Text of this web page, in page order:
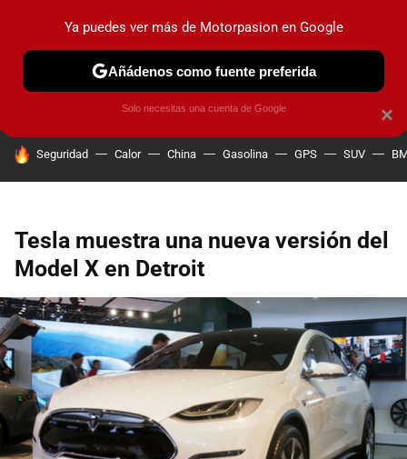
PRUEBAS COCHES ELÉCTRICOS OBSERVATORIO
HOY SE HABLA DE
Seguridad Calor China Gasolina GPS SUV
Tesla muestra una nueva versión del
Model X en Detroit
×
Ya puedes ver más de Motorpasion en Google
Añádenos como fuente preferida
Solo necesitas una cuenta de Google